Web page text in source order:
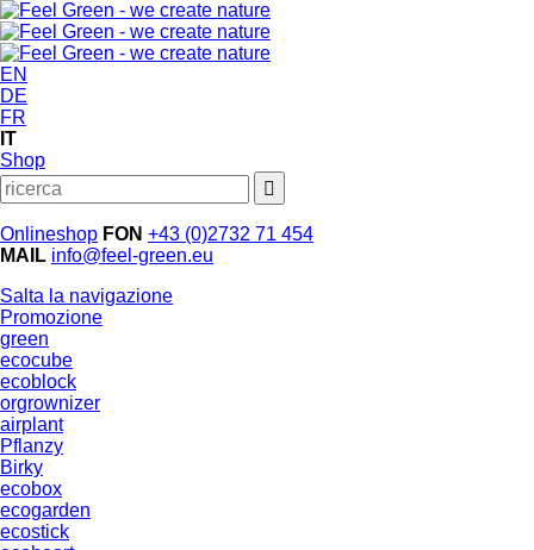
EN
DE
FR
IT
Shop
Onlineshop FON +43 (0)2732 71 454
MAIL info@feel-green.eu
Salta la navigazione
Promozione
green
ecocube
ecoblock
orgrownizer
airplant
Pflanzy
Birky
ecobox
ecogarden
ecostick